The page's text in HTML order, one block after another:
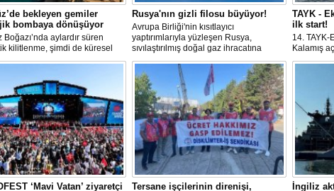
bekleyen gemiler
bombaya dönüşüyor
Boğazı’nda aylardır süren
kilitlenme, şimdi de küresel
çevre felaketinin kapısını
bekleyen binden fazla gemi,
deniz canlıları için devasa bir
dönüşmüş durumda.
Rusya'nın gizli filosu büyüyor!
Avrupa Birliği'nin kısıtlayıcı
yaptırımlarıyla yüzleşen Rusya,
sıvılaştırılmış doğal gaz ihracatına
devam edebilmek için gizli bir filo
geliştiriyor.
TAYK -
ilk start!
14. TAYK-
Kalamış
gün
gününde
‘Mavi Vatan’ ziyaretçi
Tersane işçilerinin direnişi,
İngiliz